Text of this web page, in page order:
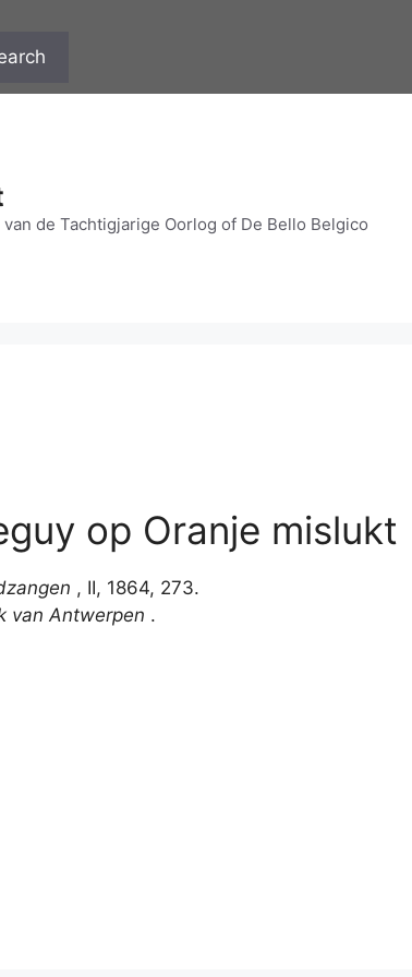
de Tachtigjarige Oorlog of De Bello Belgico
op Oranje mislukt
, II, 1864, 273.
van Antwerpen .